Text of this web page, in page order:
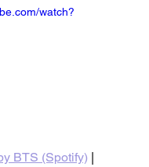
watch?
BTS (Spotify) |